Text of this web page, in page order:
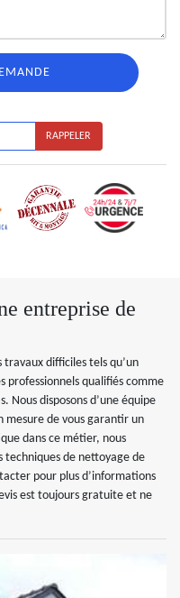
entreprise de
difficiles tels qu’un
professionnels qualifiés comme
Nous disposons d’une équipe
de vous garantir un
dans ce métier, nous
de nettoyage de
pour plus d’informations
est toujours gratuite et ne